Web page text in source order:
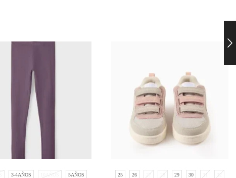
3-4AÑOS 10AÑOS 5AÑOS 25 26 27 28 29 30 31 32